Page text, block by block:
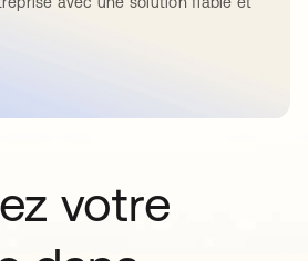
dans un nouvel onglet
votre